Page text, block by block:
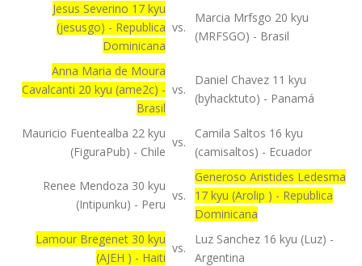
Jesus Severino 17 kyu
(jesusgo) - Republica
Dominicana
vs.
Marcia Mrfsgo 20 kyu
(MRFSGO) - Brasil
Anna Maria de Moura
Cavalcanti 20 kyu (ame2c) -
Brasil
vs.
Daniel Chavez 11 kyu
(byhacktuto) - Panamá
Mauricio Fuentealba 22 kyu
(FiguraPub) - Chile
vs.
Camila Saltos 16 kyu
(camisaltos) - Ecuador
Renee Mendoza 30 kyu
(Intipunku) - Peru
vs.
Generoso Aristides Ledesma
17 kyu (Arolip ) - Republica
Dominicana
Lamour Bregenet 30 kyu
(AJEH ) - Haiti
vs.
Luz Sanchez 16 kyu (Luz) -
Argentina